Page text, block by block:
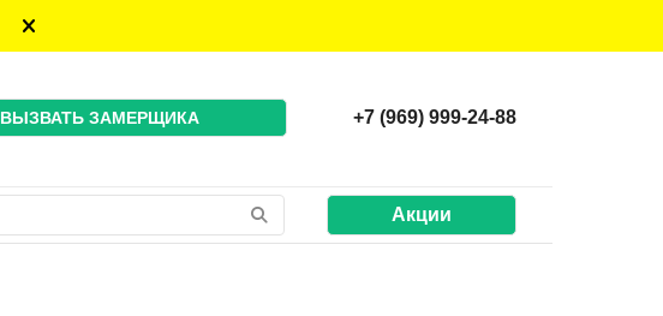
ВЫЗВАТЬ ЗАМЕРЩИКА +7 (969) 999-24-88
Акции